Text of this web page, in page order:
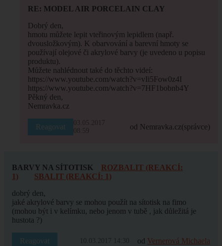
RE: MODEL AIR PORCELAIN CLAY
Dobrý den,
hmotu můžete lepit vteřinovým lepidlem (např.
dvousložkovým). K obarvování a barevní hmoty se
používají olejové či akrylové barvy (je uvedeno u popisu
produktu).
Můžete nahlédnout také do těchto videí:
https://www.youtube.com/watch?v=vIi5Fow0z4I
https://www.youtube.com/watch?v=7HF1bobnb4Y
Pěkný den,
Nemravka.cz
Reagovat
03.05.2017
08:59
od Nemravka.cz(správce)
BARVY NA SÍTOTISK
ROZBALIT (REAKCÍ:
1)
SBALIT (REAKCÍ: 1)
dobrý den,
jaké akrylové barvy se mohou použít na sítotisk na fimo
(mohou být i v kelímku, nebo jenom v tubě , jak důležitá je
hustota ?)
Reagovat 10.03.2017 14:30 od Vernerová Michaela